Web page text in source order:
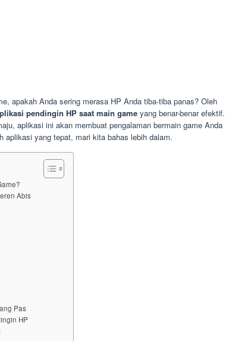
apakah Anda sering merasa HP Anda tiba-tiba panas? Oleh
pendingin HP saat main game yang benar-benar efektif.
aplikasi ini akan membuat pengalaman bermain game Anda
aplikasi yang tepat, mari kita bahas lebih dalam.
Abis
Pas
HP